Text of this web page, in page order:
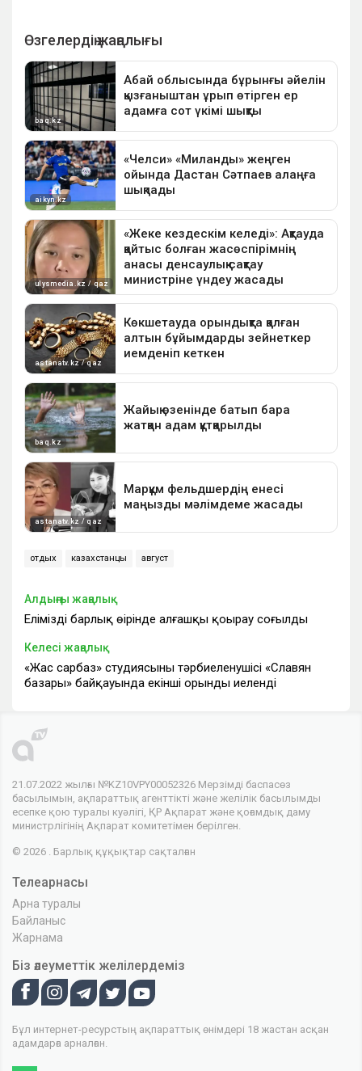
отдых казахстанцы август
Алдыңғы жаңалық
Еліміздің барлық өңірінде алғашқы қоңырау соғылды
Келесі жаңалық
«Жас сарбаз» студиясының тәрбиеленушісі «Славян
базары» байқауында екінші орынды иеленді
21.07.2022 жылғы №KZ10VPY00052326 Мерзімді баспасөз
басылымын, ақпараттық агенттікті және желілік басылымды
есепке қою туралы куәлігі, ҚР Ақпарат және қоғамдық даму
министрлігінің Ақпарат комитетімен берілген.
© 2026 . Барлық құқықтар сақталған
Телеарнасы
Арна туралы
Байланыс
Жарнама
Біз әлеуметтік желілердеміз
Бұл интернет-ресурстың ақпараттық өнімдері 18 жастан асқан
адамдарға арналған.